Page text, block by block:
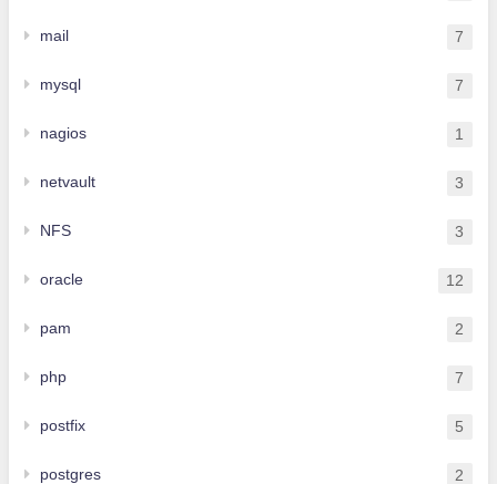
mail 7
mysql 7
nagios 1
netvault 3
NFS 3
oracle 12
pam 2
php 7
postfix 5
postgres 2